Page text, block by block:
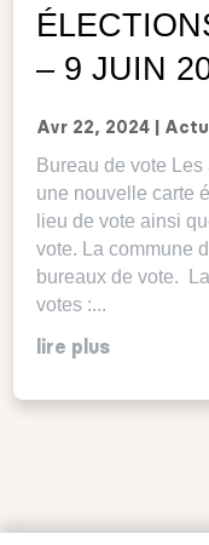
– 9 JUIN
Avr 22, 2024
Bureau de vote
une nouvelle carte
lieu de vote ainsi
vote. La commune
bureaux de vote.
votes :...
lire plus